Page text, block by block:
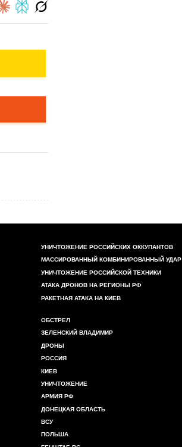
УНИЧТОЖЕНИЕ РОССИЙСКИХ ОККУПАНТОВ
МАССИРОВАННЫЙ КОМБИНИРОВАННЫЙ УДАР
УНИЧТОЖЕНИЕ РОССИЙСКОЙ ТЕХНИКИ
АТАКА ДРОНОВ НА РЕГИОНЫ РФ
РАКЕТНАЯ АТАКА НА КИЕВ
ОБСТРЕЛ
ЗЕЛЕНСКИЙ ВЛАДИМИР
ДРОНЫ
РОССИЯ
КИЕВ
УНИЧТОЖЕНИЕ
АРМИЯ РФ
ДОНЕЦКАЯ ОБЛАСТЬ
ВСУ
ПОЛЬША